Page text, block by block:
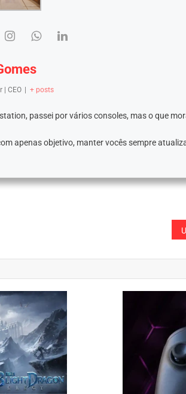
| CEO + posts
passei por vários consoles, mas o que
apenas objetivo, manter vocês sempre